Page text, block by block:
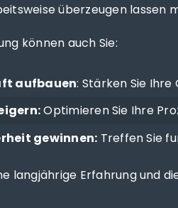
überzeugen lassen
können auch Sie:
aufbauen: Stärken Sie
Optimieren Sie Ihre
gewinnen: Treffen Sie
langjährige Erfahrung und